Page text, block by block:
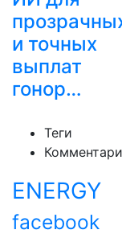
и точных
выплат
гонор…
Теги
ENERGY
facebook